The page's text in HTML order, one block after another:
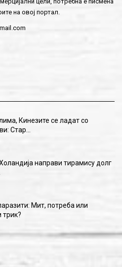
на овој портал.
Кинезите се ладат со
Стар…
направи тирамису долг
Мит, потреба или